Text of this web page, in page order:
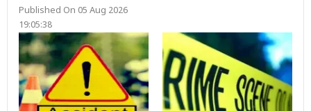
Published On 05 Aug 2026
19:05:38